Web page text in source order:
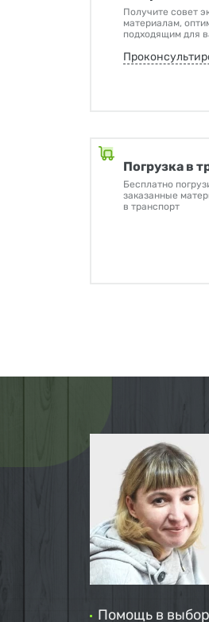
Получите совет
материалам,
подходящим для
Погрузка в
Бесплатно
заказанные
в транспорт
Помощь в